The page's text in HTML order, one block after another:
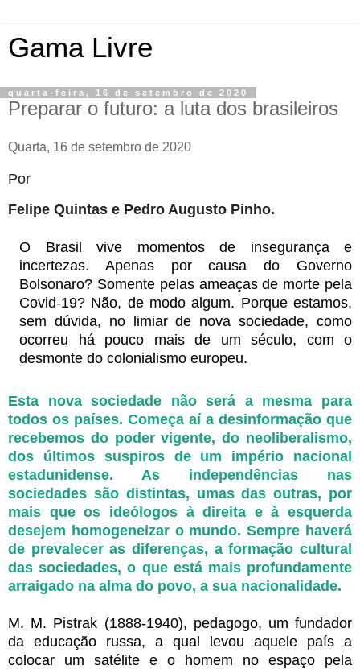
Gama Livre
quarta-feira, 16 de setembro de 2020
Preparar o futuro: a luta dos brasileiros
Quarta, 16 de setembro de 2020
Por
Felipe Quintas e Pedro Augusto Pinho.
O Brasil vive momentos de insegurança e
incertezas. Apenas por causa do Governo
Bolsonaro? Somente pelas ameaças de morte pela
Covid-19? Não, de modo algum. Porque estamos,
sem dúvida, no limiar de nova sociedade, como
ocorreu há pouco mais de um século, com o
desmonte do colonialismo europeu.
Esta nova sociedade não será a mesma para
todos os países. Começa aí a desinformação que
recebemos do poder vigente, do neoliberalismo,
dos últimos suspiros de um império nacional
estadunidense. As independências nas
sociedades são distintas, umas das outras, por
mais que os ideólogos à direita e à esquerda
desejem homogeneizar o mundo. Sempre haverá
de prevalecer as diferenças, a formação cultural
das sociedades, o que está mais profundamente
arraigado na alma do povo, a sua nacionalidade.
M. M. Pistrak (1888-1940), pedagogo, um fundador
da educação russa, a qual levou aquele país a
colocar um satélite e o homem no espaço pela